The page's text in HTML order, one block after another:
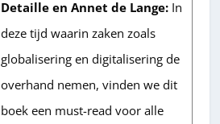
Detaille en Annet de Lange: In
deze tijd waarin zaken zoals
globalisering en digitalisering de
overhand nemen, vinden we dit
boek een must-read voor alle